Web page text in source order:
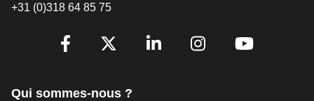
+31 (0)318 64 85 75
[_General:SocialMediaTitle]
Qui sommes-nous ?